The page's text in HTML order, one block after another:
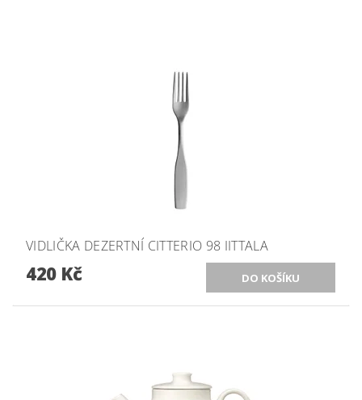
VIDLIČKA DEZERTNÍ CITTERIO 98 IITTALA
420 Kč